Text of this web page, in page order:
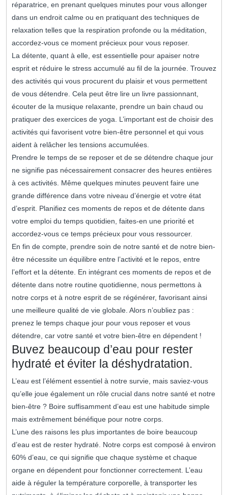
réparatrice, en prenant quelques minutes pour vous allonger
dans un endroit calme ou en pratiquant des techniques de
relaxation telles que la respiration profonde ou la méditation,
accordez-vous ce moment précieux pour vous reposer.
La détente, quant à elle, est essentielle pour apaiser notre
esprit et réduire le stress accumulé au fil de la journée. Trouvez
des activités qui vous procurent du plaisir et vous permettent
de vous détendre. Cela peut être lire un livre passionnant,
écouter de la musique relaxante, prendre un bain chaud ou
pratiquer des exercices de yoga. L’important est de choisir des
activités qui favorisent votre bien-être personnel et qui vous
aident à relâcher les tensions accumulées.
Prendre le temps de se reposer et de se détendre chaque jour
ne signifie pas nécessairement consacrer des heures entières
à ces activités. Même quelques minutes peuvent faire une
grande différence dans votre niveau d’énergie et votre état
d’esprit. Planifiez ces moments de repos et de détente dans
votre emploi du temps quotidien, faites-en une priorité et
accordez-vous ce temps précieux pour vous ressourcer.
En fin de compte, prendre soin de notre santé et de notre bien-
être nécessite un équilibre entre l’activité et le repos, entre
l’effort et la détente. En intégrant ces moments de repos et de
détente dans notre routine quotidienne, nous permettons à
notre corps et à notre esprit de se régénérer, favorisant ainsi
une meilleure qualité de vie globale. Alors n’oubliez pas :
prenez le temps chaque jour pour vous reposer et vous
détendre, car votre santé et votre bien-être en dépendent !
Buvez beaucoup d’eau pour rester
hydraté et éviter la déshydratation.
L’eau est l’élément essentiel à notre survie, mais saviez-vous
qu’elle joue également un rôle crucial dans notre santé et notre
bien-être ? Boire suffisamment d’eau est une habitude simple
mais extrêmement bénéfique pour notre corps.
L’une des raisons les plus importantes de boire beaucoup
d’eau est de rester hydraté. Notre corps est composé à environ
60% d’eau, ce qui signifie que chaque système et chaque
organe en dépendent pour fonctionner correctement. L’eau
aide à réguler la température corporelle, à transporter les